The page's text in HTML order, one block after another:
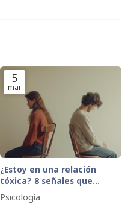
5
mar
¿Estoy en una relación
tóxica? 8 señales que
indican que es hora de
pedir ayuda
Psicología